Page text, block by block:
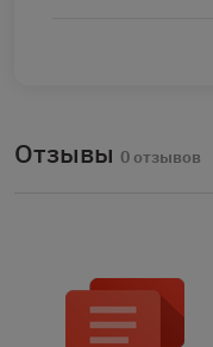
Отзывы 0 отзывов